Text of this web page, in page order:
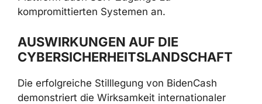
kompromittierten Systemen an.
AUSWIRKUNGEN AUF DIE
CYBERSICHERHEITSLANDSCHAFT
Die erfolgreiche Stilllegung von BidenCash
demonstriert die Wirksamkeit internationaler